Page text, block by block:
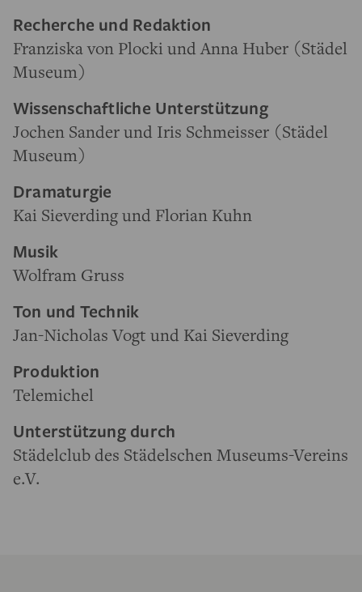
Recherche und Redaktion
Franziska von Plocki und Anna Huber (Städel
Museum)
Wissenschaftliche Unterstützung
Jochen Sander und Iris Schmeisser (Städel
Museum)
Dramaturgie
Kai Sieverding und Florian Kuhn
Musik
Wolfram Gruss
Ton und Technik
Jan-Nicholas Vogt und Kai Sieverding
Produktion
Telemichel
Unterstützung durch
Städelclub des Städelschen Museums-Vereins
e.V.